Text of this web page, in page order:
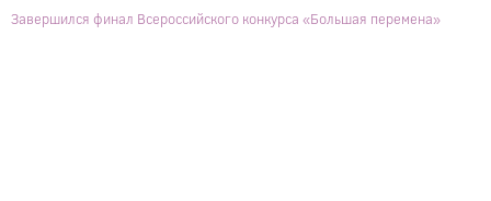
Завершился финал Всероссийского конкурса «Большая перемена»